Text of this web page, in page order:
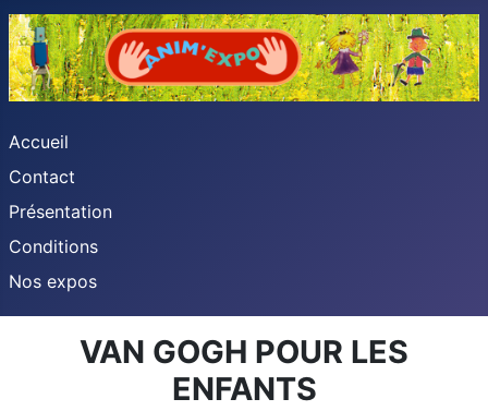
Accueil
Contact
Présentation
Conditions
Nos expos
VAN GOGH POUR LES
ENFANTS